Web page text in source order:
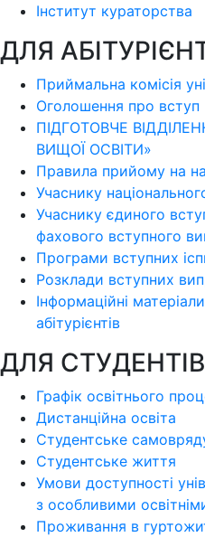
Інститут кураторства
ДЛЯ
Приймальна комісія
Оголошення про вступ
ПІДГОТОВЧЕ
ВИЩОЇ ОСВІТИ»
Правила прийому на
Учаснику
Учаснику єдиного
фахового вступного
Програми вступних
Розклади вступних
Інформаційні
абітурієнтів
ДЛЯ СТУДЕНТІВ
Графік освітнього
Дистанційна освіта
Студентське
Студентське життя
Умови доступності
з особливими
Проживання в